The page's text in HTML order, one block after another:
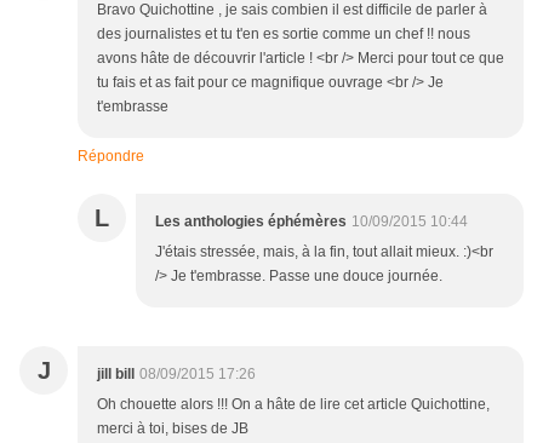
Bravo Quichottine , je sais combien il est difficile de parler à
des journalistes et tu t'en es sortie comme un chef !! nous
avons hâte de découvrir l'article ! <br /> Merci pour tout ce que
tu fais et as fait pour ce magnifique ouvrage <br /> Je
t'embrasse
Répondre
L Les anthologies éphémères 10/09/2015 10:44
J'étais stressée, mais, à la fin, tout allait mieux. :)<br
/> Je t'embrasse. Passe une douce journée.
J jill bill
08/09/2015 17:26
Oh chouette alors !!! On a hâte de lire cet article Quichottine,
merci à toi, bises de JB